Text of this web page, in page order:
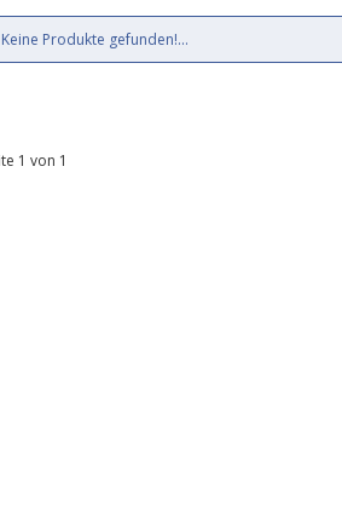
Keine Produkte gefunden!...
1 von 1